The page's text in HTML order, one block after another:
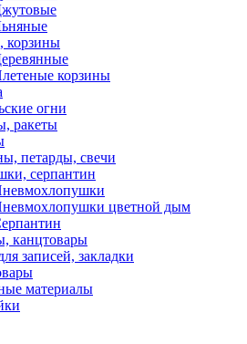
корзины
корзины
огни
ракеты
петарды, свечи
серпантин
цветной дым
канцтовары
записей, закладки
материалы